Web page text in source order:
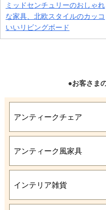
●お客さま
アンティークチェア
アンティーク風家具
インテリア雑貨